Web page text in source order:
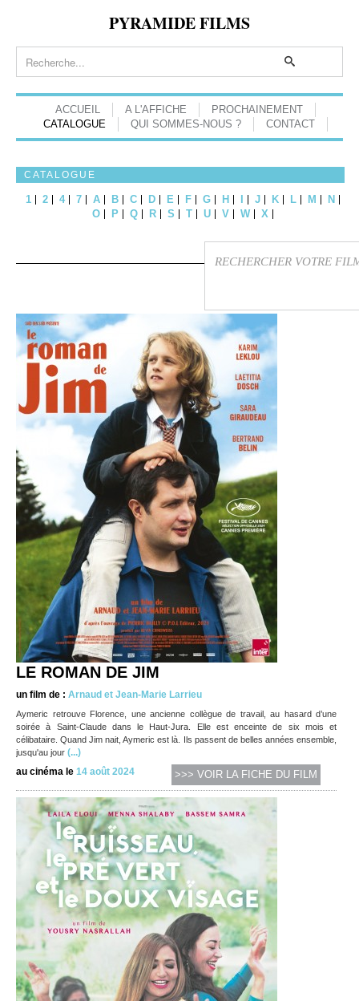
PYRAMIDE FILMS
ACCUEIL A L'AFFICHE
PROCHAINEMENT
CATALOGUE
QUI SOMMES-NOUS ? CONTACT
CATALOGUE
1 2 4 7 A B C D E F G H J K L M
N
O
P Q R S T U V W X
LE ROMAN DE JIM
un film de : Arnaud et Jean-Marie Larrieu
Aymeric retrouve Florence, une ancienne collègue de travail, au hasard d’une
soirée à Saint-Claude dans le Haut-Jura. Elle est enceinte de six mois et
célibataire. Quand Jim nait, Aymeric est là. Ils passent de belles années ensemble,
jusqu'au jour (...)
au cinéma le 14 août 2024 >>> VOIR LA FICHE DU FILM